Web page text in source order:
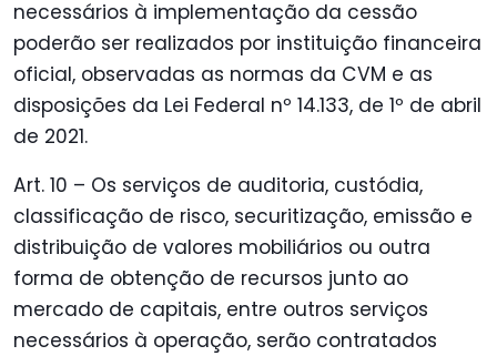
necessários à implementação da cessão
poderão ser realizados por instituição financeira
oficial, observadas as normas da CVM e as
disposições da Lei Federal nº 14.133, de 1º de abril
de 2021.
Art. 10 – Os serviços de auditoria, custódia,
classificação de risco, securitização, emissão e
distribuição de valores mobiliários ou outra
forma de obtenção de recursos junto ao
mercado de capitais, entre outros serviços
necessários à operação, serão contratados